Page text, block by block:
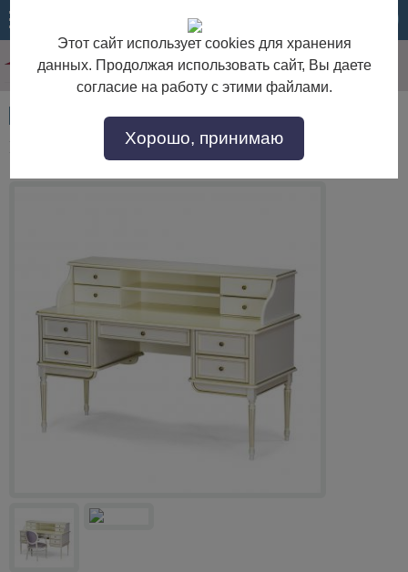
52255
Письменный стол Сэм П2 с навершием
Этот сайт использует cookies для хранения
данных. Продолжая использовать сайт, Вы даете
согласие на работу с этими файлами.
Хорошо, принимаю